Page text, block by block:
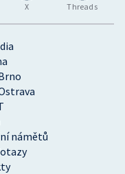
X Threads
námětů